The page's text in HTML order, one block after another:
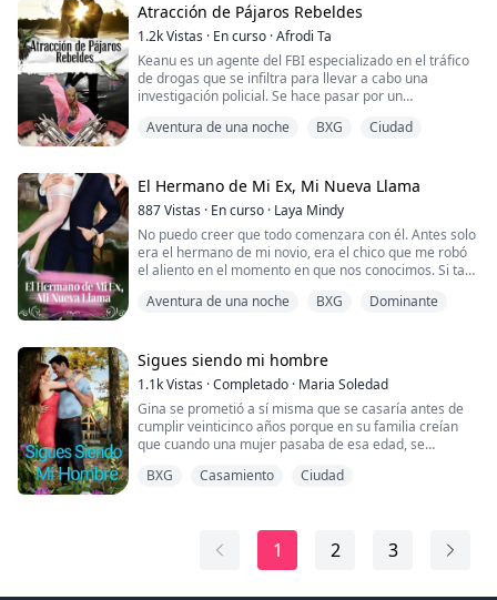
No solo sus familias, sino también otras fuerzas que
quieren destru...
Atracción de Pájaros Rebeldes
1.2kVistas · En curso ·Afrodi Ta
Keanu es un agente del FBI especializado en el tráfico
de drogas que se infiltra para llevar a cabo una
investigación policial. Se hace pasar por un
contemporánea en Costa Rica, donde Jade, una
marina. Keanu quiere detener el comercio ilegal en el
que están...
Aventura de una noche BXG Ciudad
El Hermano de Mi Ex, Mi Nueva Llama
887Vistas · En curso · Laya Mindy
No puedo creer que todo comenzara con él. Antes solo
era el hermano de mi novio, era el chico que me robó
el aliento en el momento en que nos conocimos. Si tan
claramente no significaba nada para él.
serían tan diferentes.
He intentado mantener mi distancia, respetando los
límites, pero verlo s...
Aventura de una noche BXG Dominante
Sigues siendo mi hombre
1.1kVistas ·Completado · Maria Soledad
Gina se prometió a sí misma que se casaría antes de
cumplir veinticinco años porque en su familia creían
que cuando una mujer pasaba de esa edad, se
sus primas y sus tías. Gina trabaja como mesera en un
de trabajo como mesero, él no hacía má...
BXG Casamiento Ciudad
1 2 3